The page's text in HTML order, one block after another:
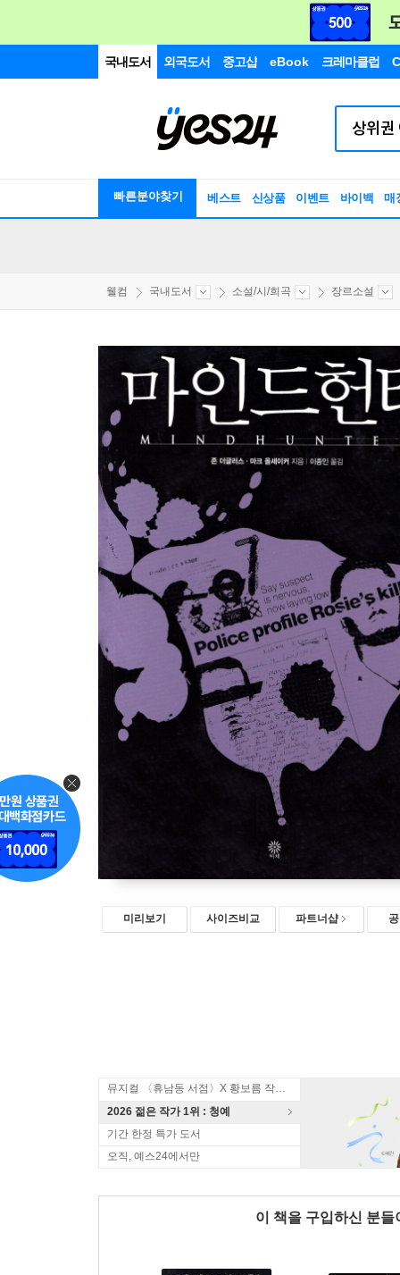
국내도서 외국도서 중고샵 eBook 크레마클럽
빠른분야찾기 베스트 신상품 이벤트 바이백 매
웰컴 국내도서 소설/시/희곡 장르소설
미리보기 사이즈비교 파트너샵
뮤지컬 〈휴남동 서점〉X 황보름 작가 북토크
2026 젊은 작가 1위 : 청예
기간 한정 특가 도서
오직, 예스24에서만
이 책을 구입하신 분